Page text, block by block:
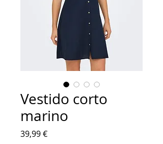
Vestido corto
marino
39,99 €Precio